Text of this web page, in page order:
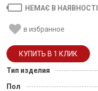
НЕМАЄ В НАЯВНОСТІ
в избранное
Тип изделия
Пол